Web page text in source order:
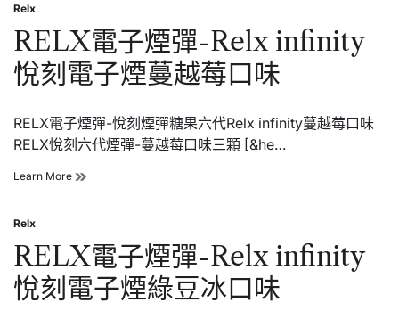
Relx
infinity
悅
刻
子
煙
蘋
口
Posted
in
Relx
RELX電子煙彈-Relx infinity
悅刻電子煙蔓越莓口味
RELX電子煙彈-悅刻煙彈糖果六代Relx infinity蔓越莓口味
RELX悅刻六代煙彈-蔓越莓口味三顆 [&he…
Learn More RELX
Relx
infinity
悅
刻
Posted
in
Relx
RELX電子煙彈-Relx infinity
悅刻電子煙綠豆冰口味